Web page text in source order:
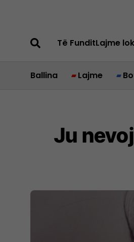
Të FunditLajme
Ballina Lajme
Ju